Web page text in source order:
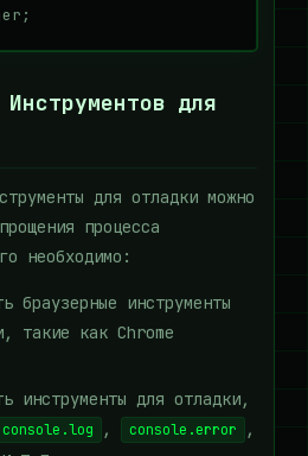
Инструментов для
для отладки можно
процесса
необходимо:
браузерные инструменты
такие как Chrome
инструменты для отладки,
console.log , console.error ,